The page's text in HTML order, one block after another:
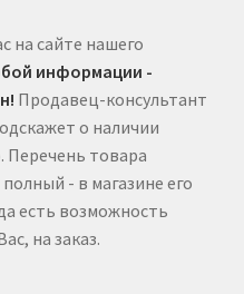
на сайте нашего
информации -
Продавец-консультант
о наличии
Перечень товара
- в магазине его
есть возможность
на заказ.